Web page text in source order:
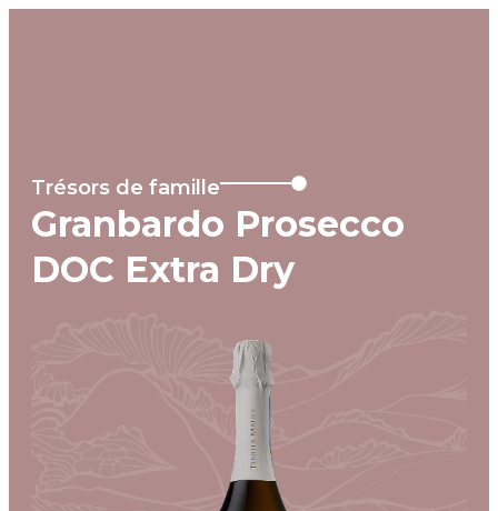
Trésors de famille
Granbardo Prosecco
DOC Extra Dry